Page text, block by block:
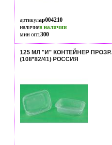
артикулap004210
наличиев наличии
мин опт.300
125 МЛ "И" КОНТЕЙНЕР ПРОЗР.
(108*82/41) РОССИЯ